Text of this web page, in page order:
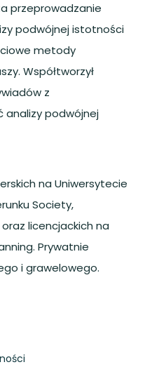
przeprowadzanie
podwójnej istotności
metody
Współtworzył
z
analizy podwójnej
na Uniwersytecie
Society,
licencjackich na
Prywatnie
i grawelowego.